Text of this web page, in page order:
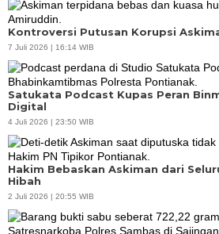
Kontroversi Putusan Korupsi
7 Juli 2026 | 16:14 WIB
Satukata Podcast Kupas Peran
Digital
4 Juli 2026 | 23:50 WIB
Hakim Bebaskan Askiman dari
Hibah
2 Juli 2026 | 20:55 WIB